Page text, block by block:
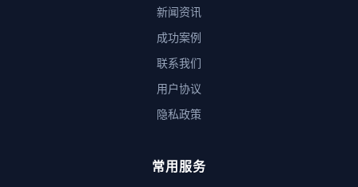
新闻资讯
成功案例
联系我们
用户协议
隐私政策
常用服务